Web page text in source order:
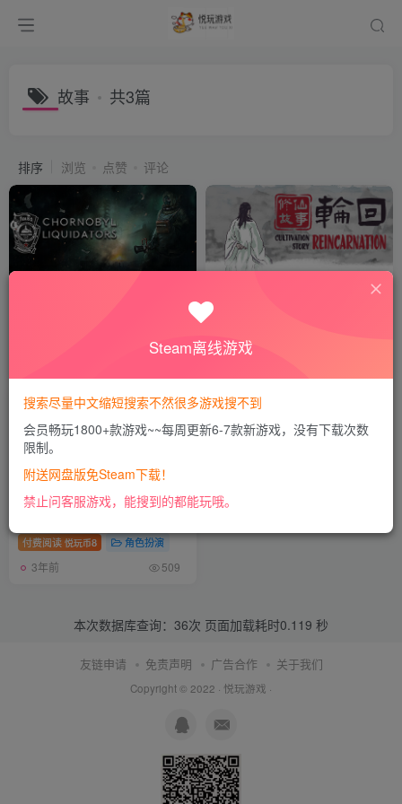
故事 共3篇
排序 浏览 点赞 评论
会员专属
天外世界
付费阅读 悦玩币8 角色扮演
3年前 509
本次数据库查询：36次 页面加载耗时0.119 秒
友链申请 免责声明 广告合作 关于我们
Copyright © 2022 · 悦玩游戏 ·
Steam离线游戏
搜索尽量中文缩短搜索不然很多游戏搜不到
会员畅玩1800+款游戏~~每周更新6-7款新游戏，没有下载次数
限制。
附送网盘版免Steam下载！
禁止问客服游戏，能搜到的都能玩哦。